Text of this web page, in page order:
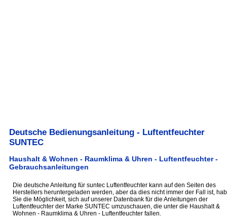
Deutsche Bedienungsanleitung - Luftentfeuchter
SUNTEC
Haushalt & Wohnen - Raumklima & Uhren - Luftentfeuchter -
Gebrauchsanleitungen
Die deutsche Anleitung für suntec Luftentfeuchter kann auf den Seiten des
Herstellers heruntergeladen werden, aber da dies nicht immer der Fall ist,
Sie die Möglichkeit, sich auf unserer Datenbank für die Anleitungen der
Luftentfeuchter der Marke SUNTEC umzuschauen, die unter die Haushalt &
Wohnen - Raumklima & Uhren - Luftentfeuchter fallen.